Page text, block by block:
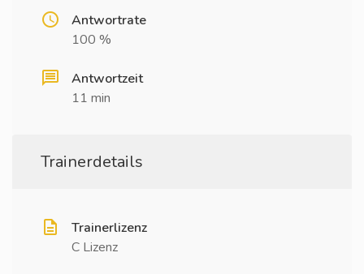
Antwortrate
100 %
Antwortzeit
11 min
Trainerdetails
Trainerlizenz
C Lizenz